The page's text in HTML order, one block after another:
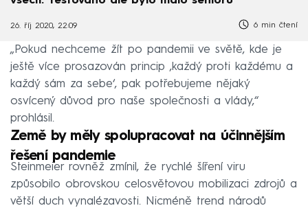
26. říj 2020, 22:09 6 min čtení
„Pokud nechceme žít po pandemii ve světě, kde je
ještě více prosazován princip ‚každý proti každému a
každý sám za sebe‘, pak potřebujeme nějaký
osvícený důvod pro naše společnosti a vlády,“
prohlásil.
Země by měly spolupracovat na účinnějším
řešení pandemie
Steinmeier rovněž zmínil, že rychlé šíření viru
způsobilo obrovskou celosvětovou mobilizaci zdrojů a
větší duch vynalézavosti. Nicméně trend národů